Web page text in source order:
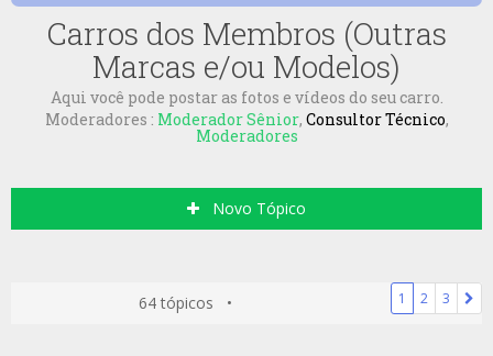
Carros dos Membros (Outras
Marcas e/ou Modelos)
Aqui você pode postar as fotos e vídeos do seu carro.
Moderadores : Moderador Sênior, Consultor Técnico,
Moderadores
Novo Tópico
64 tópicos • 1 2 3